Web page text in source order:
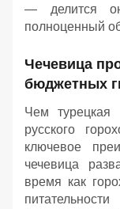
— делится
полноценный
Чечевица
бюджетных
Чем турецкая
русского
ключевое
чечевица
время как